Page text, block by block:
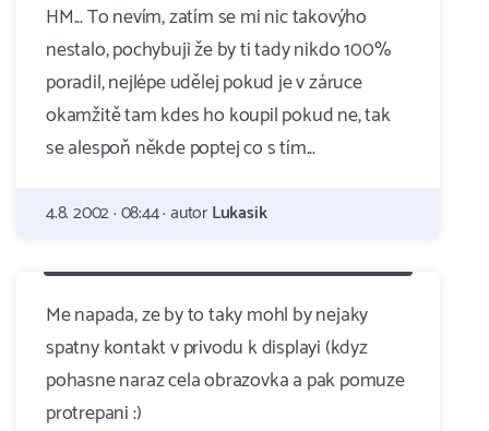
HM... To nevím, zatím se mi nic takovýho
nestalo, pochybuji že by ti tady nikdo 100%
poradil, nejlépe udělej pokud je v záruce
okamžitě tam kdes ho koupil pokud ne, tak
se alespoň někde poptej co s tím...
4.8. 2002 · 08:44 · autorLukasik
Me napada, ze by to taky mohl by nejaky
spatny kontakt v privodu k displayi (kdyz
pohasne naraz cela obrazovka a pak pomuze
protrepani :)